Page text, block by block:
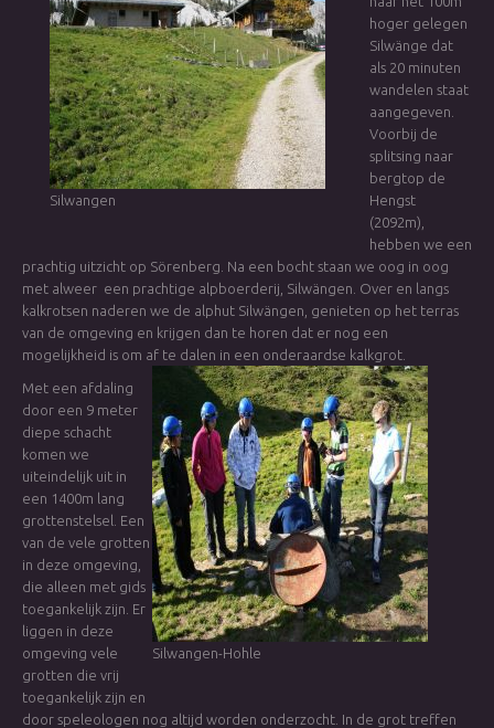
Silwangen
hoger gelegen
Silwänge dat
als 20 minuten
wandelen staat
aangegeven.
Voorbij de
splitsing naar
bergtop de
Hengst
(2092m),
hebben we een
prachtig uitzicht op Sörenberg. Na een bocht staan we oog in oog
met alweer een prachtige alpboerderij, Silwängen. Over en langs
kalkrotsen naderen we de alphut Silwängen, genieten op het terras
van de omgeving en krijgen dan te horen dat er nog een
mogelijkheid is om af te dalen in een onderaardse kalkgrot.
Silwangen-Hohle
Met een afdaling
door een 9 meter
diepe schacht
komen we
uiteindelijk uit in
een 1400m lang
grottenstelsel. Een
van de vele grotten
in deze omgeving,
die alleen met gids
toegankelijk zijn. Er
liggen in deze
omgeving vele
grotten die vrij
toegankelijk zijn en
door speleologen nog altijd worden onderzocht. In de grot treffen